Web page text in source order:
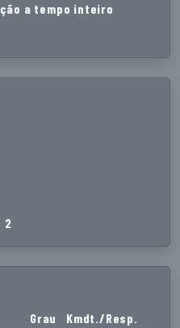
a tempo inteiro
2
Grau
Kmdt./Resp.